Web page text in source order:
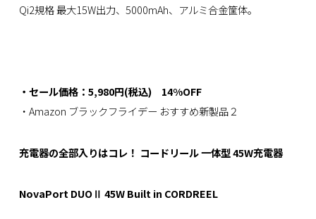
Qi2規格 最大15W出力、5000mAh、アルミ合金筐体。
・セール価格：5,980円(税込) 14%OFF
・Amazon ブラックフライデー おすすめ新製品２
充電器の全部入りはコレ！ コードリール 一体型 45W充電器
NovaPort DUOⅡ 45W Built in CORDREEL